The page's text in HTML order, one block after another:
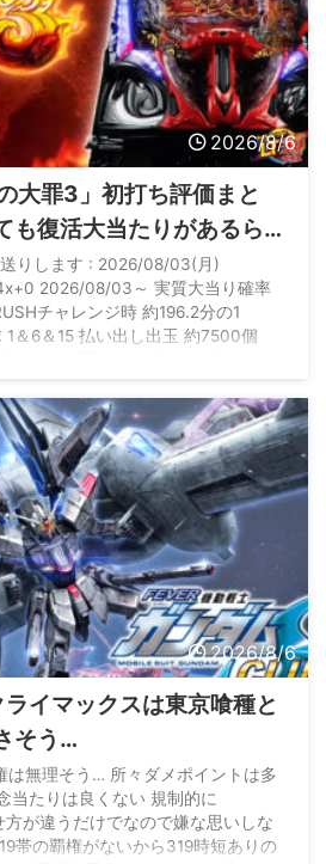
2026/8/6
大罪3」初打ち評価まと
も復活大当たりがあるら
りします : 2026/08/03(月)
2026/08/03～ 実質大当り確率
チャレンジ時 約196.2分の1
1＆6＆15 払い出し出玉 約7500個
回） 約1500個（2R×5回） 約450 ...
2026/8/6
イマックスは東京喰種と
そう…
は無理そう… 所々ダメポイントは多
当たりは良くない 規制的に
が違うだけでなので嫌な思いしな
帯の覇権がないから319時短ありの